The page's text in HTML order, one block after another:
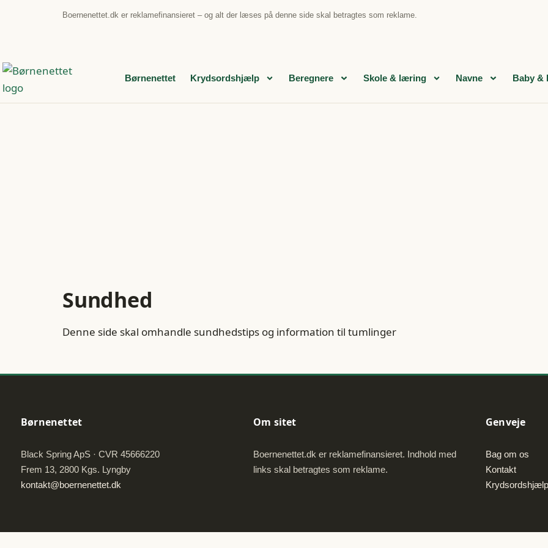
Boernenettet.dk er reklamefinansieret – og alt der læses på denne side skal betragtes som reklame.
Børnenettet Krydsordshjælp Beregnere Skole & læring Navne Baby &
Sundhed
Denne side skal omhandle sundhedstips og information til tumlinger
Børnenettet
Black Spring ApS · CVR 45666220
Frem 13, 2800 Kgs. Lyngby
kontakt@boernenettet.dk
Om sitet
Boernenettet.dk er reklamefinansieret. Indhold med
links skal betragtes som reklame.
Genveje
Bag om os
Kontakt
Krydsordshjælp